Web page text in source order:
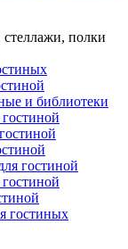
полки
и библиотеки
гостиной
гостиных